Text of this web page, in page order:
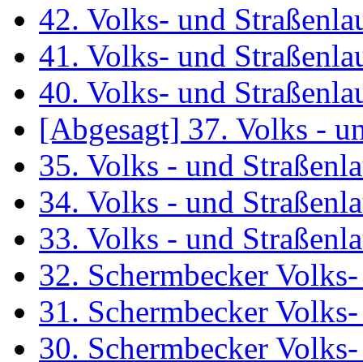
42. Volks- und
41. Volks- und
40. Volks- und
[Abgesagt] 37. Volks -
35. Volks - und
34. Volks - und
33. Volks - und
32. Schermbecker
31. Schermbecker
30. Schermbecker